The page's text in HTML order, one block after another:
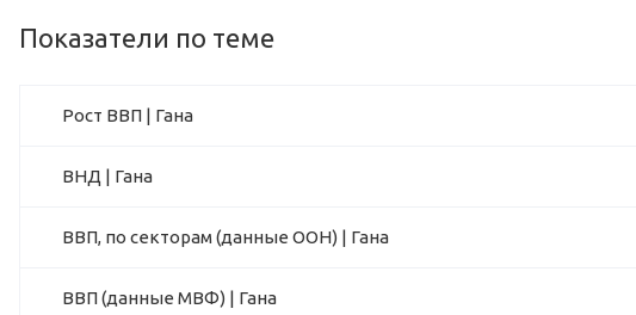
Показатели по теме
Рост ВВП | Гана
ВНД | Гана
ВВП, по секторам (данные ООН) | Гана
ВВП (данные МВФ) | Гана